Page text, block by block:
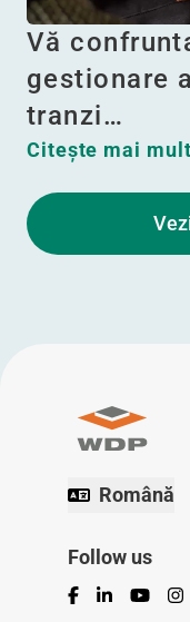
Vă
gestionare
tranzi…
Citeşte mai
Română
Follow us
Facebook
LinkedInYouTube